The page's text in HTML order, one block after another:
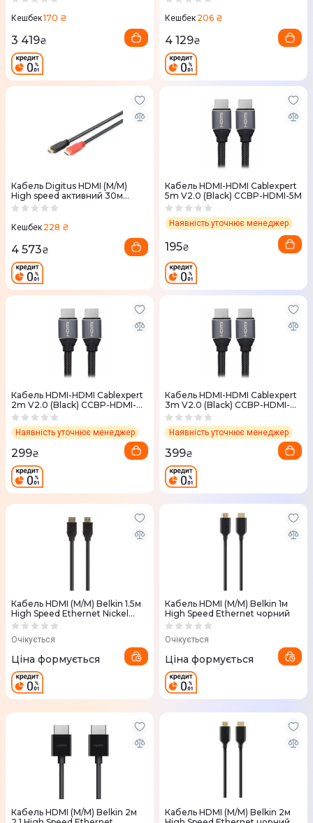
Кешбек170 ₴
3 419₴
Кешбек 206 ₴
4 129₴
Кабель Digitus HDMI (M/M)
High speed активний 30м
чорний
Кешбек 228 ₴
4 573₴
Кабель HDMI-HDMI Cablexpert
5m V2.0 (Black) CCBP-HDMI-5M
Наявність уточнює менеджер
195₴
Кабель HDMI-HDMI Cablexpert
2m V2.0 (Black) CCBP-HDMI-
2M
Наявність уточнює менеджер
299₴
Кабель HDMI-HDMI Cablexpert
3m V2.0 (Black) CCBP-HDMI-
3M
Наявність уточнює менеджер
399₴
Кабель HDMI (M/M) Belkin 1.5м
High Speed Ethernet Nickel
plated чорний
Очікується
Ціна формується
Кабель HDMI (M/M) Belkin 1м
High Speed Ethernet чорний
Очікується
Ціна формується
Кабель HDMI (M/M) Belkin 2м
Кабель HDMI (M/M) Belkin 2м